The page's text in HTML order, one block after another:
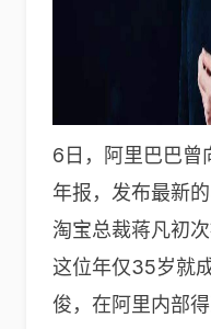
6日，阿里巴巴曾
年报，发布最新
淘宝总裁蒋凡初
这位年仅35岁就
俊，在阿里内部